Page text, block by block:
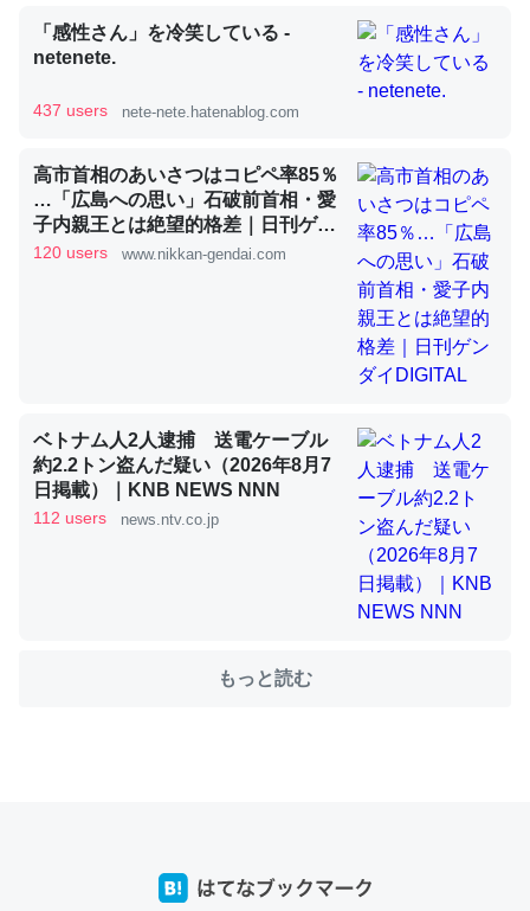
論文では「淡水はカルシウムも酸素も不足してて両方に不
利だから両方が拮抗してるのでは」とあって面白い。海に
いる鋏角類（カブトガニ・ウミグモ）はカルシウムを使わ
ずキチンを強化してる筈だが、酵素が違うのか？
─ニュース :: 【研究発表】昆虫学の大問題＝「昆虫はなぜ海にいな
これを元に考えるとカルシウムを大量に使う脊椎動物と貝
類は苦労してるんだな…。腹足類だと殻を無くしてナメク
ジになったり努力してるし。
─ニュース :: 【研究発表】昆虫学の大問題＝「昆虫はなぜ海にいな
「感性さん」を冷笑している -
netenete.
437 users nete-nete.hatenablog.com
高市首相のあいさつはコピペ率85％
…「広島への思い」石破前首相・愛
子内親王とは絶望的格差｜日刊ゲン
ダイDIGITAL
120 users www.nikkan-gendai.com
ベトナム人2人逮捕 送電ケーブル
約2.2トン盗んだ疑い（2026年8月7
日掲載）｜KNB NEWS NNN
112 users news.ntv.co.jp
もっと読む